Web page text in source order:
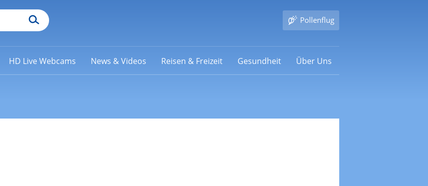
Pollenflug
HD Live Webcams News & Videos Reisen & Freizeit Gesundheit Über Uns